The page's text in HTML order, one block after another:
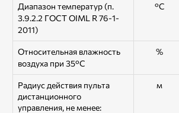
Диапазон температур (п.
3.9.2.2 ГОСТ OIML R 76-1-
2011)
°С
Относительная влажность
воздуха при 35°С
%
Радиус действия пульта
дистанционного
управления, не менее:
м